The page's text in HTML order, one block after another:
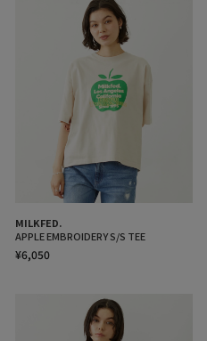
MILKFED.
APPLE EMBROIDERY S/S TEE
¥6,050